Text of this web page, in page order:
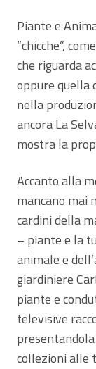
Piante e
“chicche”,
che riguarda
oppure quella
nella
ancora La
mostra la
Accanto alla
mancano mai
cardini della
– piante e la
animale e
giardiniere
piante e
televisive
collezioni alle